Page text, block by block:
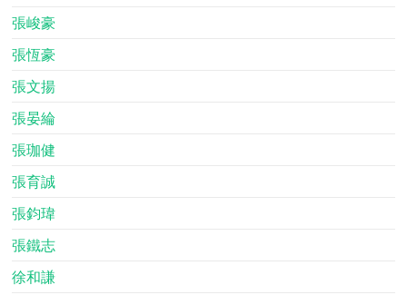
張峻豪
張恆豪
張文揚
張晏綸
張珈健
張育誠
張鈞瑋
張鐵志
徐和謙